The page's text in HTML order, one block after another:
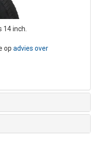
14 inch.
op advies over